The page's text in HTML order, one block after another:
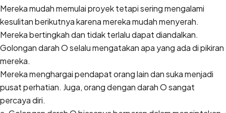
Mereka mudah memulai proyek tetapi sering mengalami
kesulitan berikutnya karena mereka mudah menyerah.
Mereka bertingkah dan tidak terlalu dapat diandalkan.
Golongan darah O selalu mengatakan apa yang ada di pikiran
mereka.
Mereka menghargai pendapat orang lain dan suka menjadi
pusat perhatian. Juga, orang dengan darah O sangat
percaya diri.